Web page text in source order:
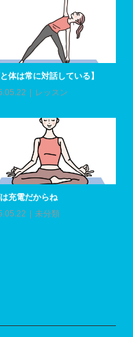
と体は常に対話している】
レッスン
充電だからね
未分類